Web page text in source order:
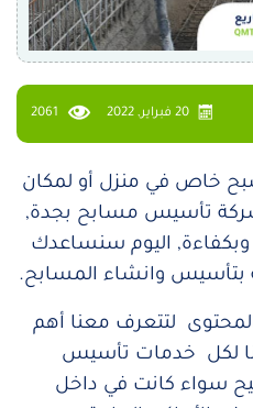
20 فبراير, 2022 2061
خاص في منزل أو لمكان
شركة تأسيس مسابح بجدة,
اليوم سنساعدك
بتأسيس وانشاء المسابح.
لتتعرف معنا أهم
لكل خدمات تأسيس
سواء كانت في داخل